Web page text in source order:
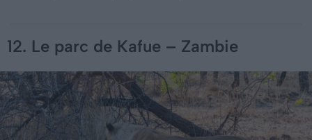
12. Le parc de Kafue – Zambie